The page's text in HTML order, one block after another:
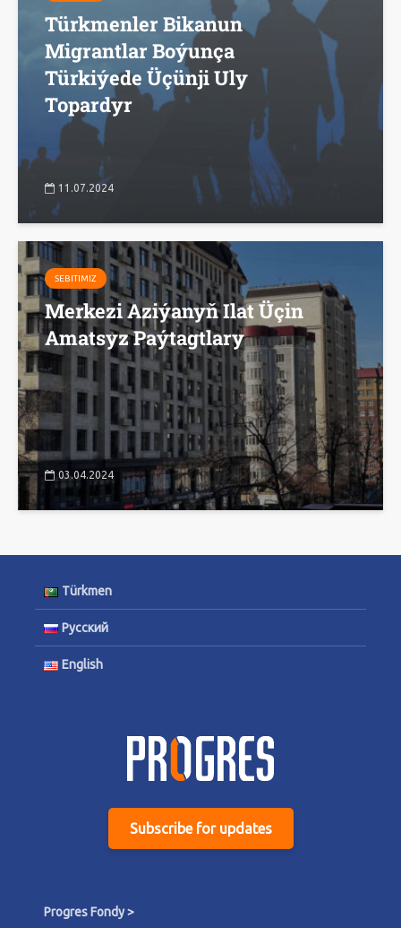
Türkmenler Bikanun
Migrantlar Boýunça
Türkiýede Üçünji Uly
Topardyr
11.07.2024
SEBITIMIZ
Merkezi Aziýanyň Ilat Üçin
Amatsyz Paýtagtlary
03.04.2024
Türkmen
Русский
English
Subscribe for updates
Progres Fondy >